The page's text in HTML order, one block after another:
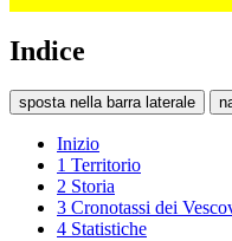
Indice
sposta nella barra laterale
Inizio
1 Territorio
2 Storia
3 Cronotassi dei
4 Statistiche